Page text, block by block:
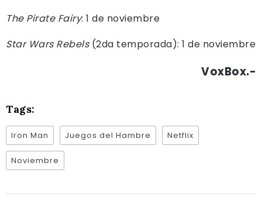
The Pirate Fairy: 1 de noviembre
Star Wars Rebels(2da temporada): 1 de noviembre
VoxBox.-
Tags:
Iron Man Juegos del Hambre Netflix
Noviembre